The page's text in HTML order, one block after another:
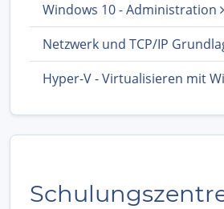
Windows 10 - Administration
Netzwerk und TCP/IP
Hyper-V - Virtualisieren mit